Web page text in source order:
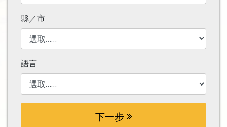
縣／市
語言
下一步